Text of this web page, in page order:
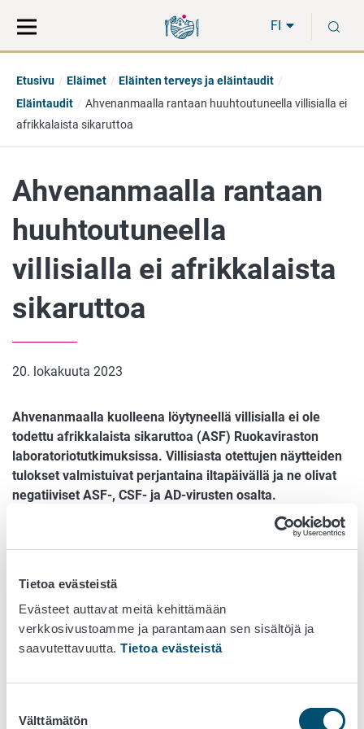
Tietoa evästeistä
Evästeet auttavat meitä kehittämään
verkkosivustoamme ja parantamaan sen sisältöjä ja
saavutettavuutta. Tietoa evästeistä
valinta
Välttämätön
suoraan
sisältöön
koko
sivuston
FI
Etusivu Eläimet
Eläinten terveys ja eläintaudit
Eläintaudit
Ahvenanmaalla rantaan huuhtoutuneella villisialla ei
afrikkalaista sikaruttoa
Ahvenanmaalla rantaan
huuhtoutuneella
villisialla ei afrikkalaista
sikaruttoa
20. lokakuuta 2023
Ahvenanmaalla kuolleena löytyneellä villisialla ei ole
todettu afrikkalaista sikaruttoa (ASF) Ruokaviraston
laboratoriotutkimuksissa. Villisiasta otettujen näytteiden
tulokset valmistuivat perjantaina iltapäivällä ja ne olivat
negatiiviset ASF-, CSF- ja AD-virusten osalta.
Villisika löytyi torstaina Möckelön alueelta, Etelä-
Ahvenanmaalta rantaan huuhtoutuneena. Löytöpaikan
Ahvenanmaalle etelän tai lännen suunnasta. Villisiasta
lähetettiin näytteet tutkittavaksi Ruokavirastoon
afrikkalaisen sikaruton poissulkemiseksi.
Afrikkalaista sikaruttoa ei ole koskaan todettu Suomessa.
maissa ja Venäjällä. Mikäli sikojen ja villisikojen virustauti